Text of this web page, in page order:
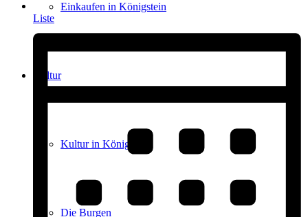
Einkaufen in Königstein
Kultur
Kultur in Königstein
Die Burgen
Liste